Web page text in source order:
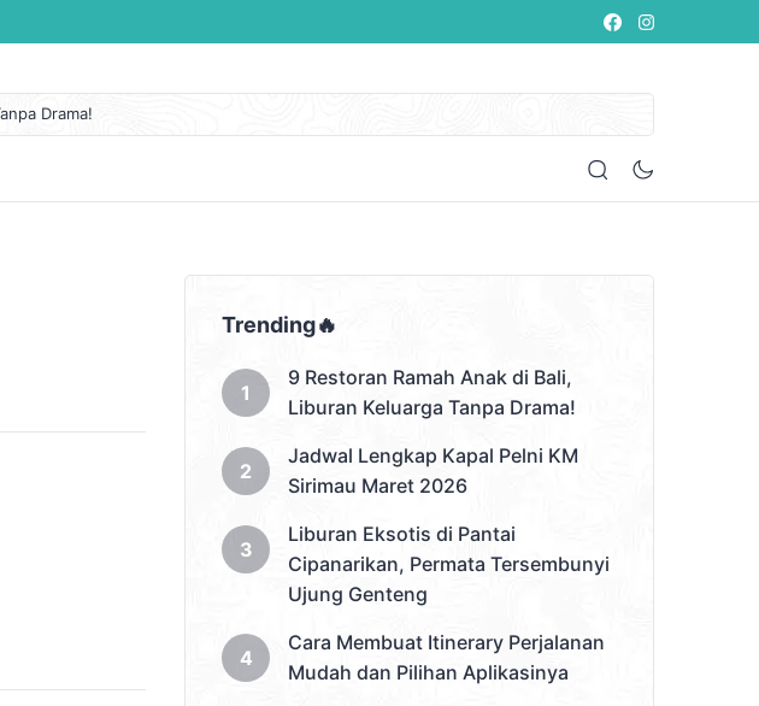
Drama!
Ujung Genteng
Trending🔥
9 Restoran Ramah Anak di Bali,
Liburan Keluarga Tanpa Drama!
Jadwal Lengkap Kapal Pelni KM
Sirimau Maret 2026
Liburan Eksotis di Pantai
Cipanarikan, Permata Tersembunyi
Ujung Genteng
Cara Membuat Itinerary Perjalanan
Mudah dan Pilihan Aplikasinya